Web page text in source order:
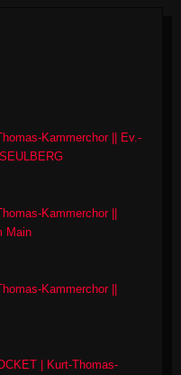
Kammerchor || Ev.-
Kammerchor ||
Main
Kammerchor ||
| Kurt-Thomas-